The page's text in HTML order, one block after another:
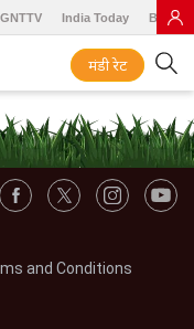
GNTTV India Today BT
मंडी रेट
and Conditions